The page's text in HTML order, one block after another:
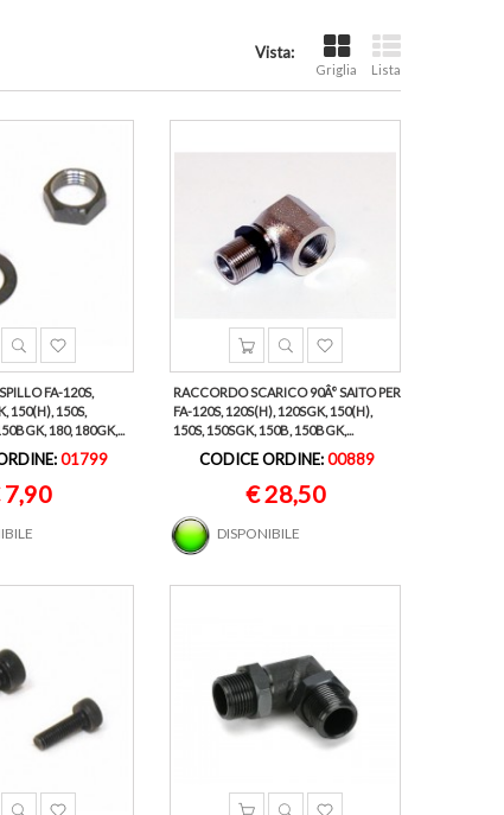
Vista:
Griglia Lista
FA-120S,
150(H), 150S,
180, 180GK,...
01799
7,90
RACCORDO SCARICO 90Â° SAITO PER
FA-120S, 120S(H), 120SGK, 150(H),
150S, 150SGK, 150B, 150BGK,...
CODICE ORDINE:00889
€ 28,50
DISPONIBILE